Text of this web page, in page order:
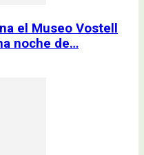
el Museo Vostell
noche de…